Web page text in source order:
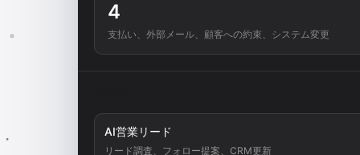
4
支払い、外部メール、顧客への約束、システム変更
AI営業リード
リード調査、フォロー提案、CRM更新